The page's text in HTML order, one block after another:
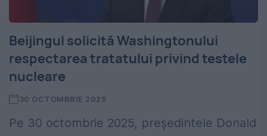
Beijingul solicită Washingtonului
respectarea tratatului privind testele
nucleare
30 OCTOMBRIE 2025
Pe 30 octombrie 2025, preşedintele Donald